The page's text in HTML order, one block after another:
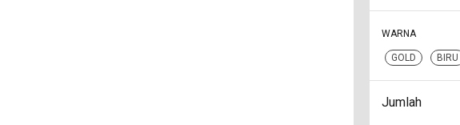
WARNA
GOLD BIRU
Jumlah